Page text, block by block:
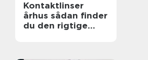
Kontaktlinser
århus sådan finder
du den rigtige